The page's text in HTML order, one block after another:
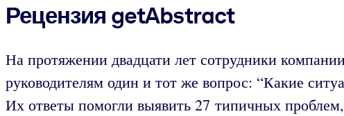
Рецензия getAbstract
На протяжении двадцати лет сотрудники
руководителям один и тот же вопрос: “Какие
Их ответы помогли выявить 27 типичных